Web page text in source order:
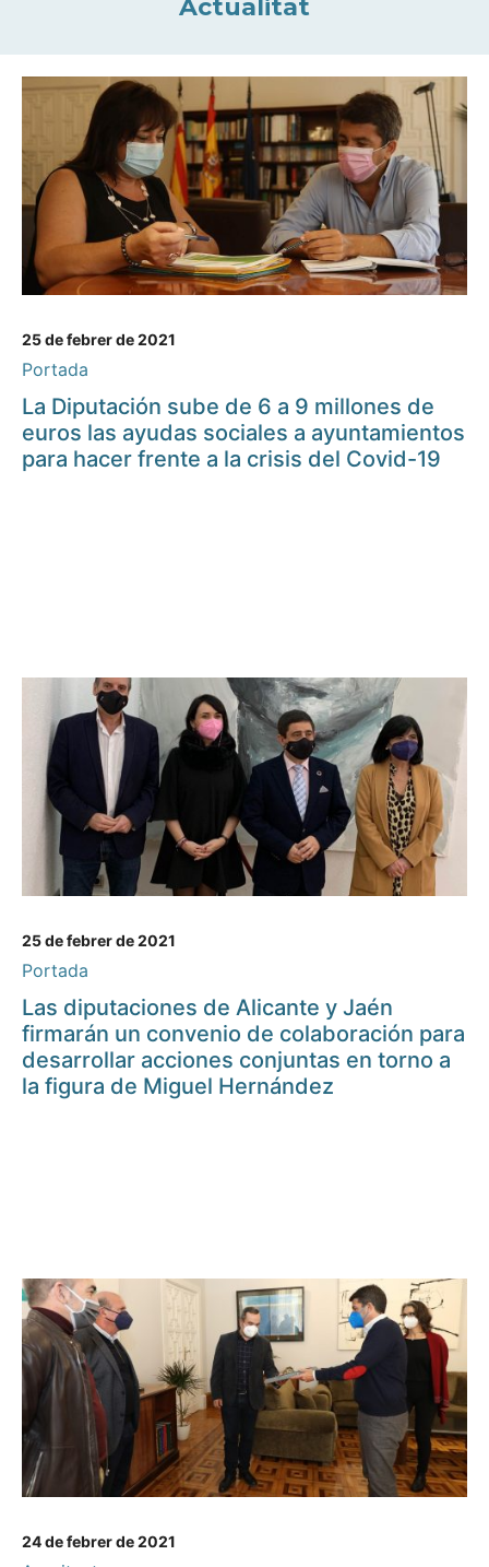
Actualitat
25 de febrer de 2021
Portada
La Diputación sube de 6 a 9 millones de
euros las ayudas sociales a ayuntamientos
para hacer frente a la crisis del Covid-19
25 de febrer de 2021
Portada
Las diputaciones de Alicante y Jaén
firmarán un convenio de colaboración para
desarrollar acciones conjuntas en torno a
la figura de Miguel Hernández
24 de febrer de 2021